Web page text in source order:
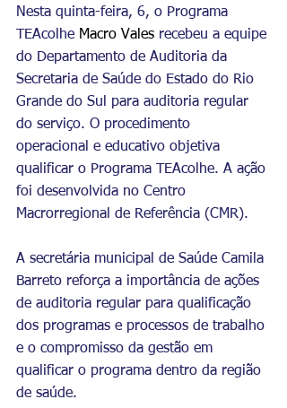
Nesta quinta-feira, 6, o Programa
TEAcolhe Macro Vales recebeu a equipe
do Departamento de Auditoria da
Secretaria de Saúde do Estado do Rio
Grande do Sul para auditoria regular
do serviço. O procedimento
operacional e educativo objetiva
qualificar o Programa TEAcolhe. A ação
foi desenvolvida no Centro
Macrorregional de Referência (CMR).
A secretária municipal de Saúde Camila
Barreto reforça a importância de ações
de auditoria regular para qualificação
dos programas e processos de trabalho
e o compromisso da gestão em
qualificar o programa dentro da região
de saúde.